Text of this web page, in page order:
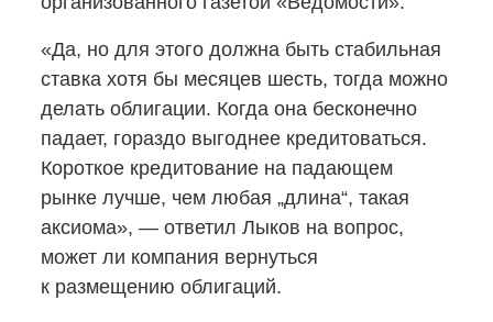
«Да, но для этого должна быть стабильная
ставка хотя бы месяцев шесть, тогда можно
делать облигации. Когда она бесконечно
падает, гораздо выгоднее кредитоваться.
Короткое кредитование на падающем
рынке лучше, чем любая „длина“, такая
аксиома», — ответил Лыков на вопрос,
может ли компания вернуться
к размещению облигаций.